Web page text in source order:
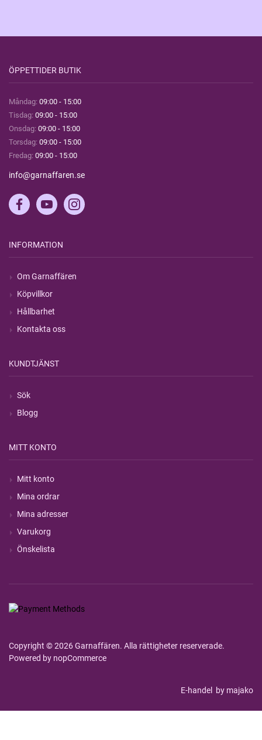
ÖPPETTIDER BUTIK
Måndag: 09:00 - 15:00
Tisdag: 09:00 - 15:00
Onsdag: 09:00 - 15:00
Torsdag: 09:00 - 15:00
Fredag: 09:00 - 15:00
info@garnaffaren.se
INFORMATION
Om Garnaffären
Köpvillkor
Hållbarhet
Kontakta oss
KUNDTJÄNST
Sök
Blogg
MITT KONTO
Mitt konto
Mina ordrar
Mina adresser
Varukorg
Önskelista
Copyright © 2026 Garnaffären. Alla rättigheter reserverade.
Powered by nopCommerce
E-handel by majako